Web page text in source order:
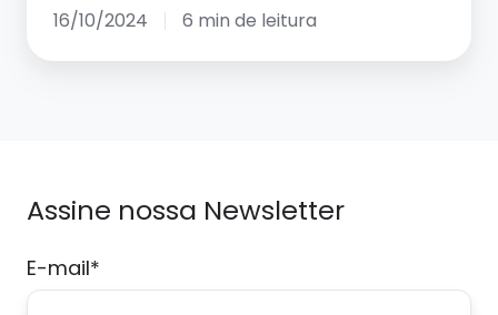
desafios
16/10/2024 6 min de leitura
Assine nossa Newsletter
E-mail*